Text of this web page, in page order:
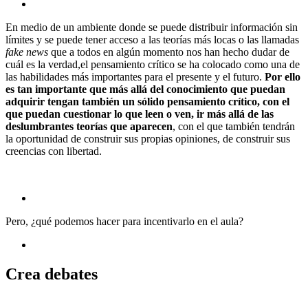
En medio de un ambiente donde se puede distribuir información sin
límites y se puede tener acceso a las teorías más locas o las llamadas
fake news que a todos en algún momento nos han hecho dudar de
cuál es la verdad,el pensamiento crítico se ha colocado como una de
las habilidades más importantes para el presente y el futuro. Por ello
es tan importante que más allá del conocimiento que puedan
adquirir tengan también un sólido pensamiento crítico, con el
que puedan cuestionar lo que leen o ven, ir más allá de las
deslumbrantes teorías que aparecen, con el que también tendrán
la oportunidad de construir sus propias opiniones, de construir sus
creencias con libertad.
Pero, ¿qué podemos hacer para incentivarlo en el aula?
Crea debates